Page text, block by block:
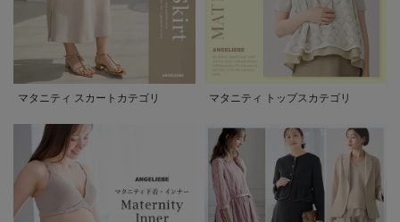
マタニティ スカートカテゴリ マタニティ トップスカテゴリ